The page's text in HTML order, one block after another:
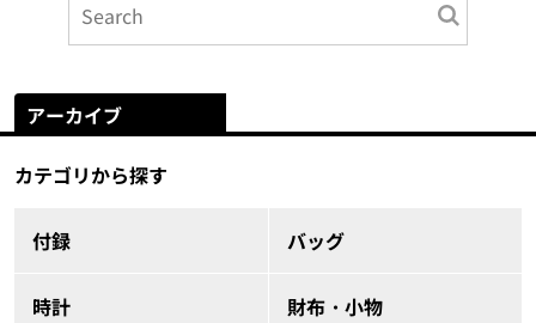
アーカイブ
カテゴリから探す
付録 バッグ
時計 財布・小物